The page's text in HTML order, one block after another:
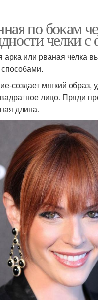
по бокам
челки с
арка или рваная челка
создает мягкий образ,
лицо. Пряди
длина.